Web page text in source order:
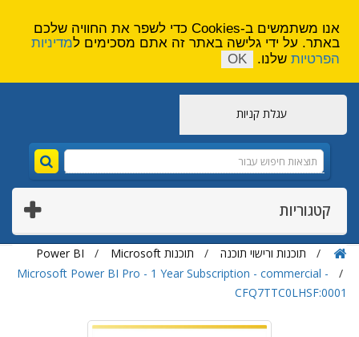
עגלת קניות
קטגוריות
תוכנות ורישוי תוכנה תוכנות Microsoft
Power BI
Microsoft Power BI Pro - 1 Year Subscription - commercial -
CFQ7TTC0LHSF:0001
אנו משתמשים ב-Cookies כדי לשפר את החוויה שלכם
באתר. על ידי גלישה באתר זה אתם מסכימים למדיניות
הפרטיות שלנו. OK